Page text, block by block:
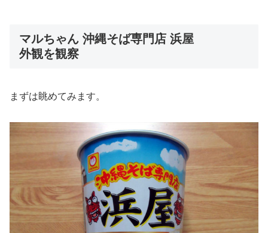
マルちゃん 沖縄そば専門店 浜屋
外観を観察
まずは眺めてみます。